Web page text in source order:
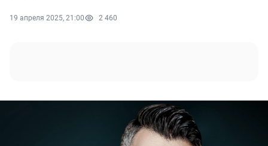
19 апреля 2025, 21:00 2 460